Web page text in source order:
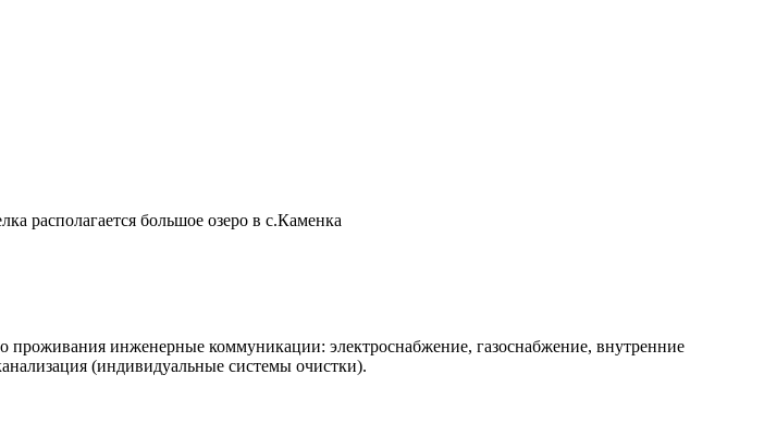
располагается большое озеро в с.Каменка
инженерные коммуникации: электроснабжение, газоснабжение, внутренние
(индивидуальные системы очистки).